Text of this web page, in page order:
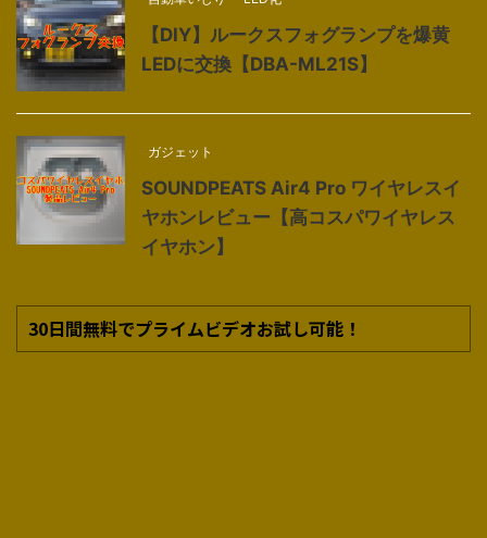
【DIY】ルークスフォグランプを爆黄
LEDに交換【DBA-ML21S】
ガジェット
SOUNDPEATS Air4 Pro ワイヤレスイ
ヤホンレビュー【高コスパワイヤレス
イヤホン】
30日間無料でプライムビデオお試し可能！